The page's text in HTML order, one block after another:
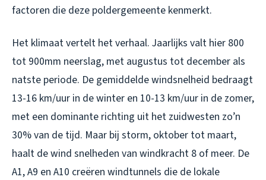
factoren die deze poldergemeente kenmerkt.
Het klimaat vertelt het verhaal. Jaarlijks valt hier 800
tot 900mm neerslag, met augustus tot december als
natste periode. De gemiddelde windsnelheid bedraagt
13-16 km/uur in de winter en 10-13 km/uur in de zomer,
met een dominante richting uit het zuidwesten zo’n
30% van de tijd. Maar bij storm, oktober tot maart,
haalt de wind snelheden van windkracht 8 of meer. De
A1, A9 en A10 creëren windtunnels die de lokale